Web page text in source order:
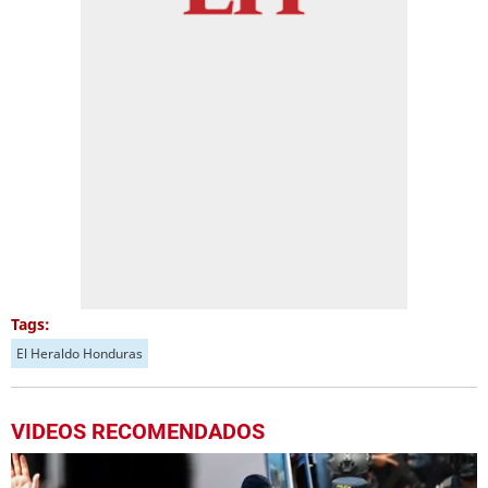
Tags:
El Heraldo Honduras
VIDEOS RECOMENDADOS